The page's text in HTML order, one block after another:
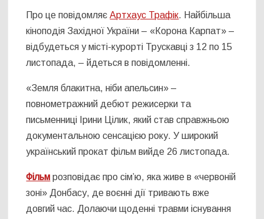
Про це повідомляєАртхаус Трафік. Найбільша
кіноподія Західної України – «Корона Карпат» –
відбудеться у місті-курорті Трускавці з 12 по 15
листопада, – йдеться в повідомленні.
«Земля блакитна, ніби апельсин» –
повнометражний дебют режисерки та
письменниці Ірини Цілик, який став справжньою
документальною сенсацією року. У широкий
український прокат фільм вийде 26 листопада.
Фільм розповідає про сім’ю, яка живе в «червоній
зоні» Донбасу, де воєнні дії тривають вже
довгий час. Долаючи щоденні травми існування